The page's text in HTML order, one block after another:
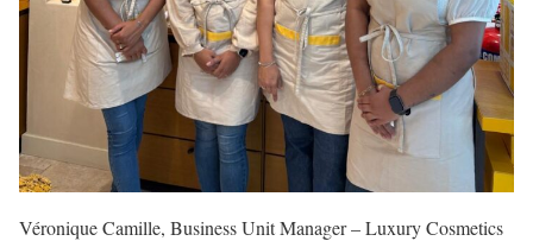
Véronique Camille, Business Unit Manager – Luxury Cosmetics